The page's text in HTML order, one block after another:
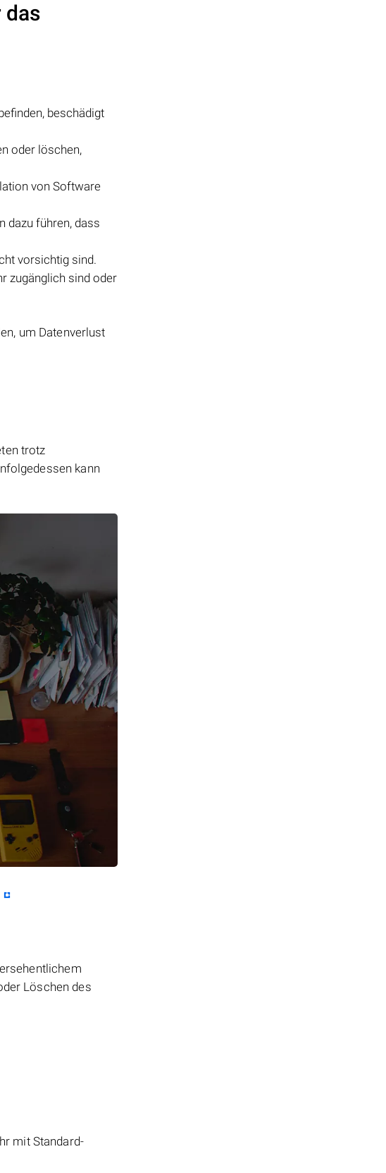
das
beschädigt
oder löschen,
von Software
dazu führen, dass
vorsichtig sind.
zugänglich sind oder
um Datenverlust
trotz
kann
Löschen des
mit Standard-